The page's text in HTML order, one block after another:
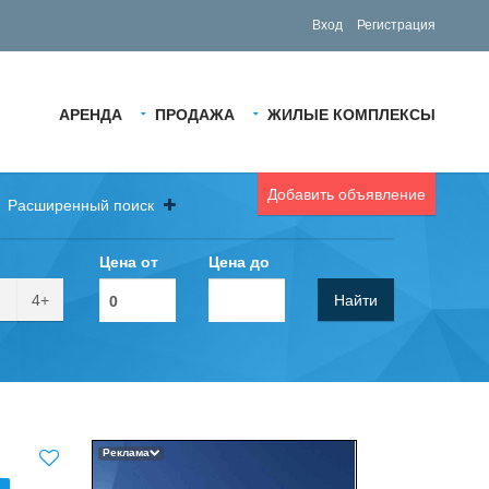
Вход Регистрация
АРЕНДА ПРОДАЖА ЖИЛЫЕ КОМПЛЕКСЫ
Добавить объявление
Расширенный поиск
4+
Цена от Цена до
Найти
Реклама